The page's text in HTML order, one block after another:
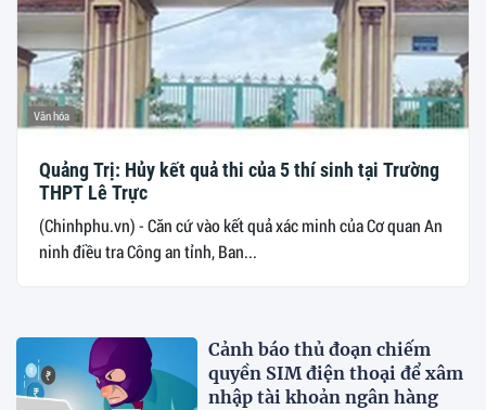
Văn hóa
Quảng Trị: Hủy kết quả thi của 5 thí sinh tại Trường
THPT Lê Trực
(Chinhphu.vn) - Căn cứ vào kết quả xác minh của Cơ quan An
ninh điều tra Công an tỉnh, Ban...
Cảnh báo thủ đoạn chiếm
quyền SIM điện thoại để xâm
nhập tài khoản ngân hàng